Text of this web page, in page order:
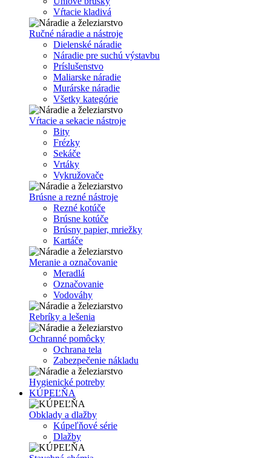
Vŕtacie kladivá
Ručné náradie a nástroje
Dielenské náradie
Náradie pre suchú výstavbu
Príslušenstvo
Maliarske náradie
Murárske náradie
Všetky kategórie
Vŕtacie a sekacie nástroje
Bity
Frézky
Sekáče
Vrtáky
Vykružovače
Brúsne a rezné nástroje
Rezné kotúče
Brúsne kotúče
Brúsny papier, mriežky
Kartáče
Meranie a označovanie
Meradlá
Označovanie
Vodováhy
Rebríky a lešenia
Ochranné pomôcky
Ochrana tela
Zabezpečenie nákladu
Hygienické potreby
KÚPEĽŇA
Obklady a dlažby
Kúpeľňové série
Dlažby